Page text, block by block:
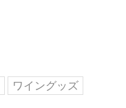
ワイングッズ